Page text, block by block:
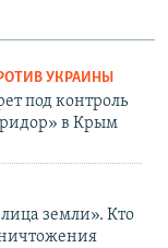
УКРАИНЫ
под контроль
в Крым
земли». Кто